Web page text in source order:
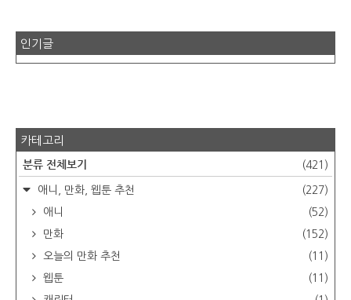
인기글
카테고리
분류 전체보기 (421)
애니, 만화, 웹툰 추천
(227)
애니
(52)
만화
(152)
오늘의 만화 추천
(11)
웹툰
(11)